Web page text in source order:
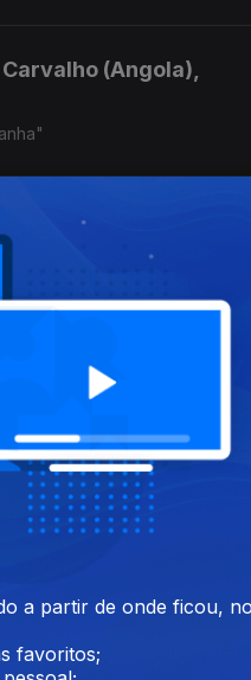
(Angola),
Bissau),
PRM"
e Principe)
a partir de onde ficou,
favoritos;